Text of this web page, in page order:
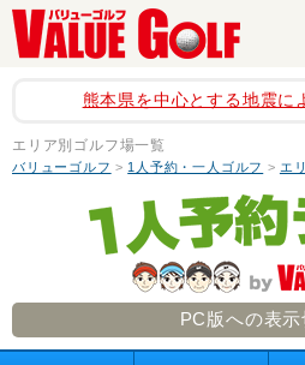
熊本県を中心とする地震に
エリア別ゴルフ場一覧
バリューゴルフ > 1人予約・一人ゴルフ > エ
PC版への表示